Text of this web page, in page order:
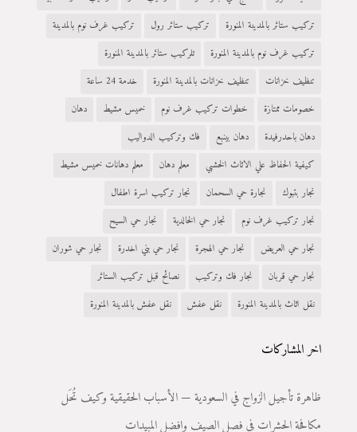
تركيب ستائر بالمدينة المنورة
تركيب ستائر رول
تركيب غرف نوم بالمدينة
تركيب غرف نوم بالمدينة المنورة
تلركيب ستائر بالمدينة المنورة
تنظيف خزانات
تنظيف خزانات بالمدينة المنورة
خدمة 24 ساعة
خصومات ممتازة
خطوات تركيب غرف نوم خميس مشيط
دهان
دهان باحدرفيدة
دهان بينبع
فك وتركيب الدواليب
كيفية الحفاظ علي الاثاث الخشبي
معلم دهان
معلم دهانات خميس مشيط
نجار بتبوك
نجارة حي السحمان
نجار تركيب اسرة اطفال
نجار تركيب غرف نوم
نجار حي الخالدية
نجار حي السيح
نجار حي العريض
نجار حي الهجرة نجار حي بني اخدرة
نجار حي شوران
نجار حي قربان
نجار فك وتركيب
نصائح قبل تركيب الستائر
نقل اثاث بالمدينة المنورة
نقل عفش نقل عفش بالمدينة المنورة
اخر المشاركات
ظاهرة تأجيل الزواج في السعودية — الأسباب الحقيقية وكيف تُحَل
مكافحة الحشرات في فصل الصيف وافضل المبيدات